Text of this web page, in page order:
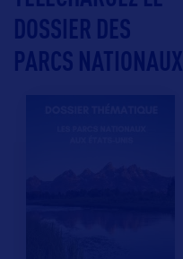
DOSSIER DES
PARCS NATIONAUX